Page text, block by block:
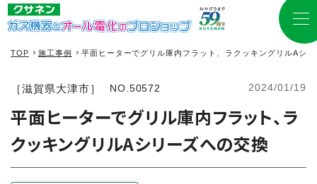
TOP 施工事例 平面ヒーターでグリル庫内フラット、ラクッキングリルAシ
［滋賀県大津市］ NO.50572 2024/01/19
平面ヒーターでグリル庫内フラット、ラ
クッキングリルAシリーズへの交換